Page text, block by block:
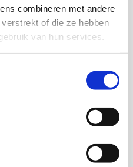
combineren met andere
of die ze hebben
van hun services.